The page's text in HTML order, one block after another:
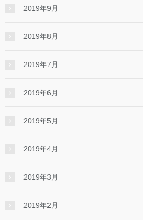
2019年9月
2019年8月
2019年7月
2019年6月
2019年5月
2019年4月
2019年3月
2019年2月